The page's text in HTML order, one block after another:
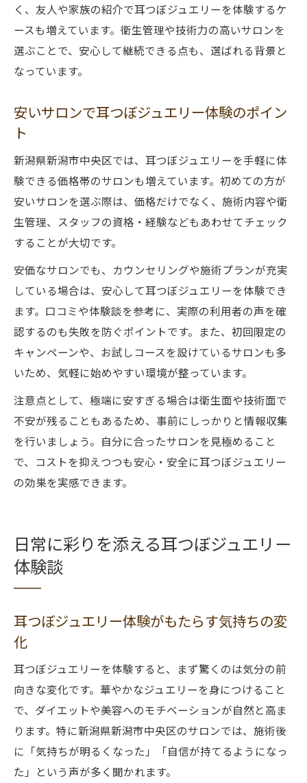
く、友人や家族の紹介で耳つぼジュエリーを体験するケ
ースも増えています。衛生管理や技術力の高いサロンを
選ぶことで、安心して継続できる点も、選ばれる背景と
なっています。
安いサロンで耳つぼジュエリー体験のポイン
ト
新潟県新潟市中央区では、耳つぼジュエリーを手軽に体
験できる価格帯のサロンも増えています。初めての方が
安いサロンを選ぶ際は、価格だけでなく、施術内容や衛
生管理、スタッフの資格・経験などもあわせてチェック
することが大切です。
安価なサロンでも、カウンセリングや施術プランが充実
している場合は、安心して耳つぼジュエリーを体験でき
ます。口コミや体験談を参考に、実際の利用者の声を確
認するのも失敗を防ぐポイントです。また、初回限定の
キャンペーンや、お試しコースを設けているサロンも多
いため、気軽に始めやすい環境が整っています。
注意点として、極端に安すぎる場合は衛生面や技術面で
不安が残ることもあるため、事前にしっかりと情報収集
を行いましょう。自分に合ったサロンを見極めること
で、コストを抑えつつも安心・安全に耳つぼジュエリー
の効果を実感できます。
日常に彩りを添える耳つぼジュエリー
体験談
耳つぼジュエリー体験がもたらす気持ちの変
化
耳つぼジュエリーを体験すると、まず驚くのは気分の前
向きな変化です。華やかなジュエリーを身につけること
で、ダイエットや美容へのモチベーションが自然と高ま
ります。特に新潟県新潟市中央区のサロンでは、施術後
に「気持ちが明るくなった」「自信が持てるようになっ
た」という声が多く聞かれます。